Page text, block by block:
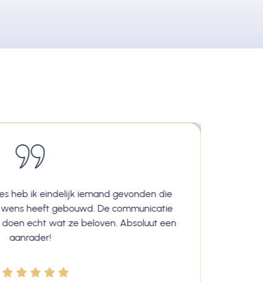
heb ik eindelijk iemand gevonden die
heeft gebouwd. De communicatie
echt wat ze beloven. Absoluut een
aanrader!